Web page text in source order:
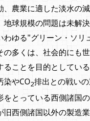
、農業に適した淡水の
地球規模の問題は未解
わゆる"グリーン・ソリ
の多くは、社会的にも
ことを目的としている
染やCO2排出との戦い
とっている西側諸国の
旧西側諸国以外の製造